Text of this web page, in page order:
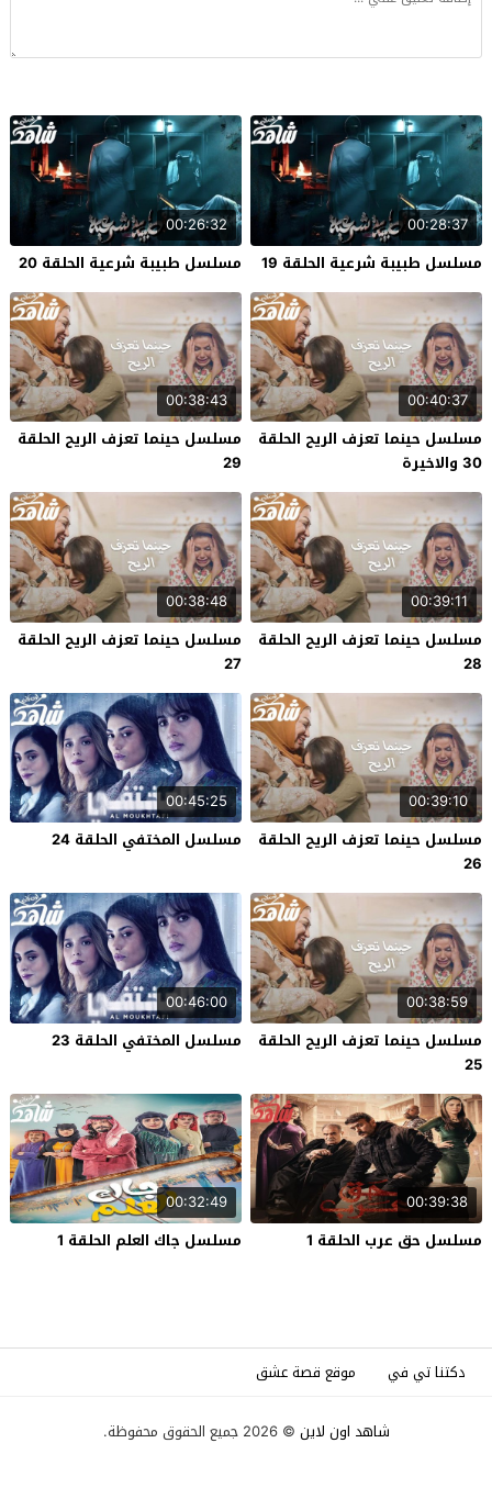
00:28:37
مسلسل طبيبة شرعية الحلقة 19
00:26:32
مسلسل طبيبة شرعية الحلقة 20
00:40:37
مسلسل حينما تعزف الريح الحلقة
30 والاخيرة
00:38:43
مسلسل حينما تعزف الريح الحلقة
29
00:39:11
مسلسل حينما تعزف الريح الحلقة
28
00:38:48
مسلسل حينما تعزف الريح الحلقة
27
00:39:10
مسلسل حينما تعزف الريح الحلقة
26
00:45:25
مسلسل المختفي الحلقة 24
00:38:59
مسلسل حينما تعزف الريح الحلقة
25
00:46:00
مسلسل المختفي الحلقة 23
00:39:38
مسلسل حق عرب الحلقة 1
00:32:49
مسلسل جاك العلم الحلقة 1
دكتنا تي في موقع قصة عشق
شاهد اون لاين © 2026 جميع الحقوق محفوظة.